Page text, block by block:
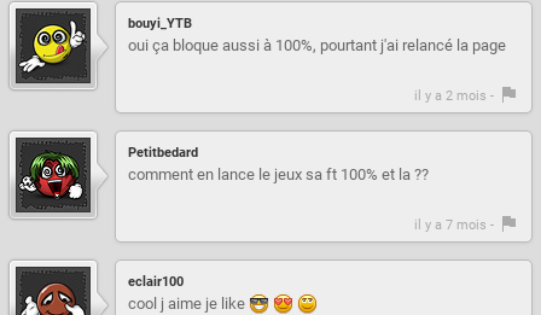
bouyi_YTB
oui ça bloque aussi à 100%, pourtant j'ai relancé la page
il y a 2 mois -
Petitbedard
comment en lance le jeux sa ft 100% et la ??
il y a 7 mois -
eclair100
cool j aime je like